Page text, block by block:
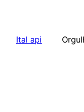
Ital api